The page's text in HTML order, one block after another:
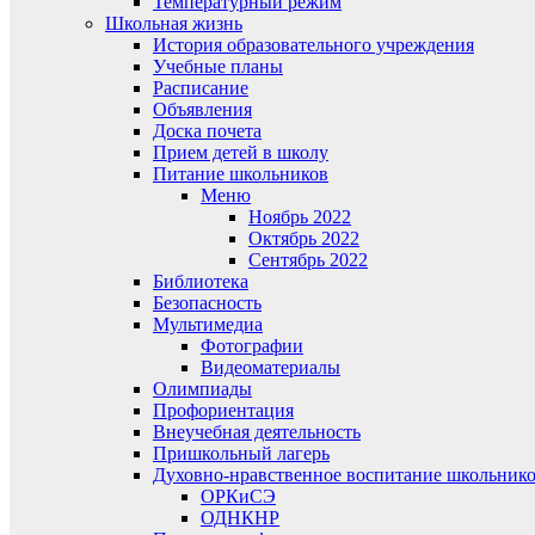
Школьная жизнь
История образовательного учреждения
Учебные планы
Расписание
Объявления
Доска почета
Прием детей в школу
Питание школьников
Меню
Ноябрь 2022
Октябрь 2022
Сентябрь 2022
Библиотека
Безопасность
Мультимедиа
Фотографии
Видеоматериалы
Олимпиады
Профориентация
Внеучебная деятельность
Пришкольный лагерь
Духовно-нравственное воспитание
ОРКиСЭ
ОДНКНР